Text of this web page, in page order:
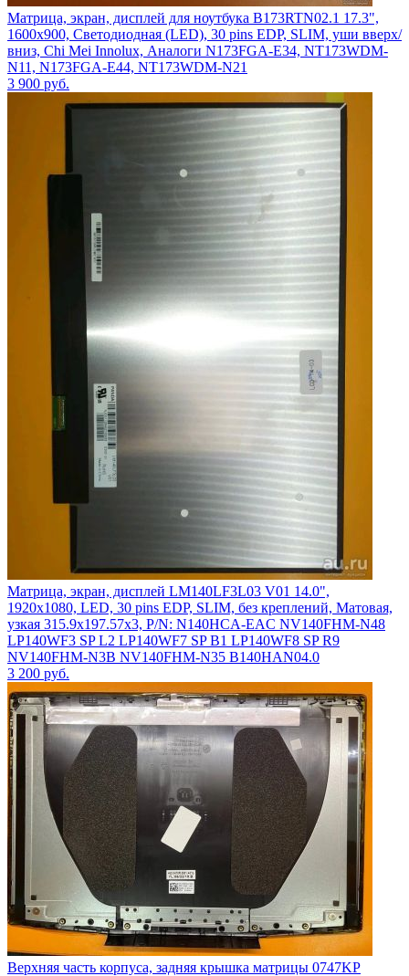
Матрица, экран, дисплей для ноутбука B173RTN02.1 17.3",
1600x900, Светодиодная (LED), 30 pins EDP, SLIM, уши вверх/
вниз, Chi Mei Innolux, Аналоги N173FGA-E34, NT173WDM-
N11, N173FGA-E44, NT173WDM-N21
3 900 руб.
Матрица, экран, дисплей LM140LF3L03 V01 14.0",
1920x1080, LED, 30 pins EDP, SLIM, без креплений, Матовая,
узкая 315.9x197.57x3, P/N: N140HCA-EAC NV140FHM-N48
LP140WF3 SP L2 LP140WF7 SP B1 LP140WF8 SP R9
NV140FHM-N3B NV140FHM-N35 B140HAN04.0
3 200 руб.
Верхняя часть корпуса, задняя крышка матрицы 0747KP